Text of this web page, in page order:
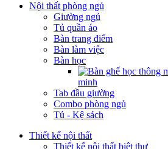
Nội thất phòng ngủ
Giường ngủ
Tủ quần áo
Bàn trang điểm
Bàn làm việc
Bàn học
minh
Tab đầu giường
Combo phòng ngủ
Tủ - Kệ sách
Thiết kế nội thất
Thiết kế nội thất biệt thự